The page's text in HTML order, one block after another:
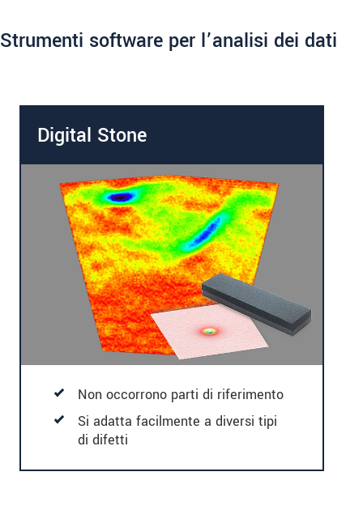
Strumenti software per l’analisi dei dati
Digital Stone
Non occorrono parti di riferimento
Si adatta facilmente a diversi tipi
di difetti